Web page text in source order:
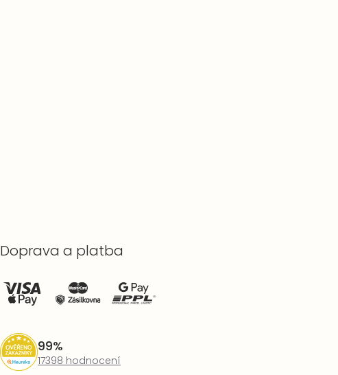
Doprava a platba
99%
17398 hodnocení